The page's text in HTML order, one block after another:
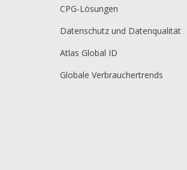
CPG-Lösungen
Datenschutz und Datenqualität
Atlas Global ID
Globale Verbrauchertrends